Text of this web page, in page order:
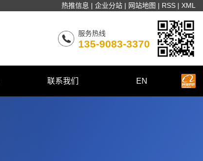
热推信息 | 企业分站 | 网站地图 | RSS | XML
服务热线
135-9083-3370
联系我们 EN